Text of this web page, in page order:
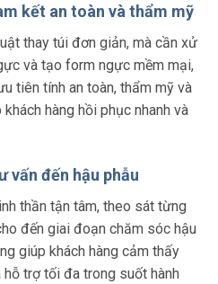
kết an toàn và thẩm mỹ
thay túi đơn giản, mà cần xử
và tạo form ngực mềm mại,
tiên tính an toàn, thẩm mỹ và
hàng hồi phục nhanh và
vấn đến hậu phẫu
thần tận tâm, theo sát từng
đến giai đoạn chăm sóc hậu
giúp khách hàng cảm thấy
trợ tối đa trong suốt hành